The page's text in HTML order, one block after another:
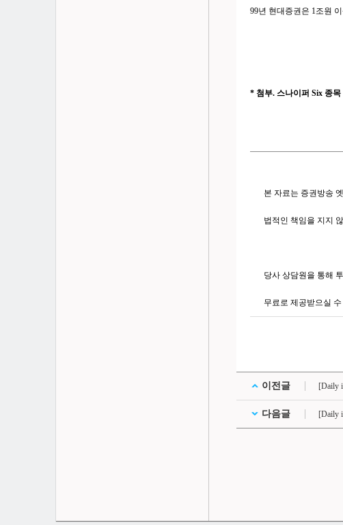
99년 현대증권은 1조원
* 첨부. 스나이퍼 Six 종목
본 자료는 증권방송
법적인 책임을 지지
당사 상담원을 통해
무료로 제공받으실
이전글 [Daily
다음글 [Daily